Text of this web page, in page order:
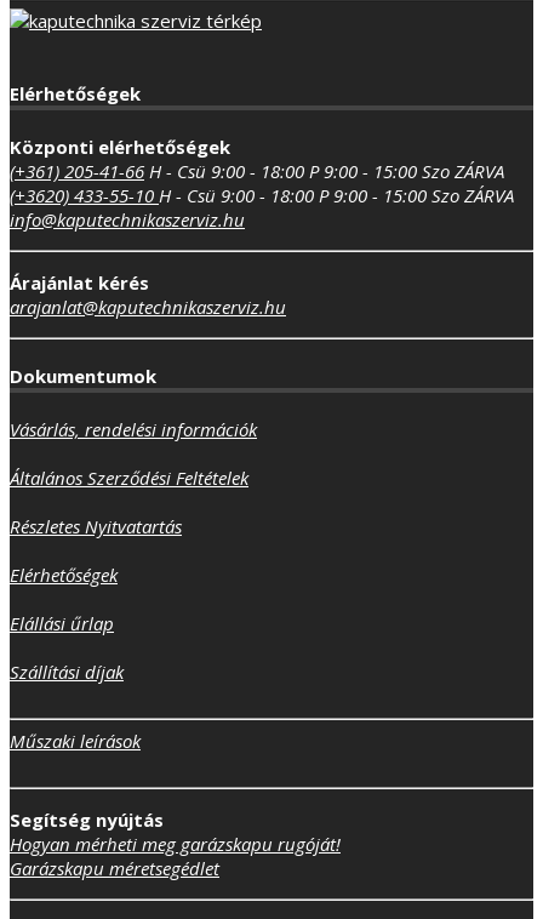
Elérhetőségek
Központi elérhetőségek
(+361) 205-41-66 H - Csü 9:00 - 18:00 P 9:00 - 15:00 Szo ZÁRVA
(+3620) 433-55-10 H - Csü 9:00 - 18:00 P 9:00 - 15:00 Szo ZÁRVA
info@kaputechnikaszerviz.hu
Árajánlat kérés
arajanlat@kaputechnikaszerviz.hu
Dokumentumok
Vásárlás, rendelési információk
Általános Szerződési Feltételek
Részletes Nyitvatartás
Elérhetőségek
Elállási űrlap
Szállítási díjak
Műszaki leírások
Segítség nyújtás
Hogyan mérheti meg garázskapu rugóját!
Garázskapu méretsegédlet